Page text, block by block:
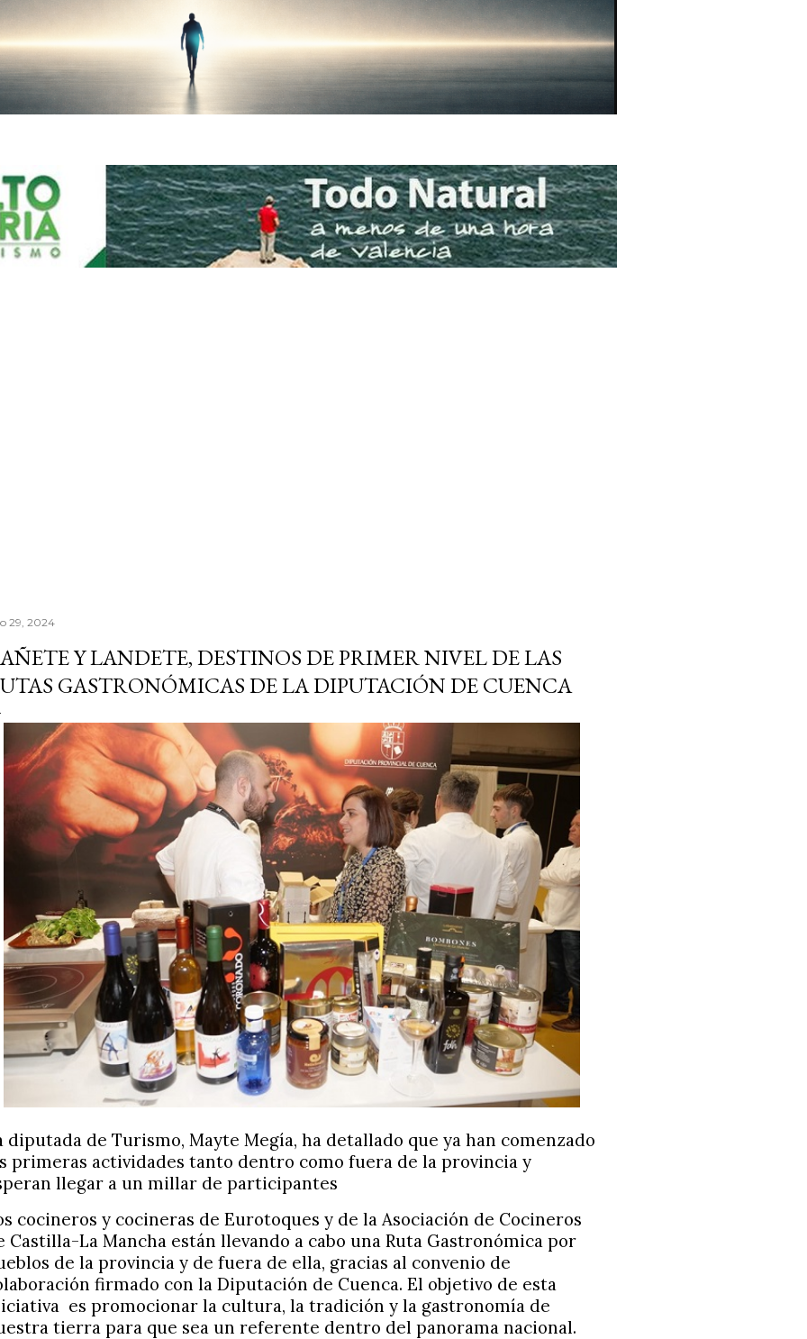
29, 2024
Y LANDETE, DESTINOS DE PRIMER NIVEL DE LAS
GASTRONÓMICAS DE LA DIPUTACIÓN DE CUENCA
diputada de Turismo, Mayte Megía, ha detallado que ya han comenzado
primeras actividades tanto dentro como fuera de la provincia y
llegar a un millar de participantes
cocineros y cocineras de Eurotoques y de la Asociación de Cocineros
Castilla-La Mancha están llevando a cabo una Ruta Gastronómica por
de la provincia y de fuera de ella, gracias al convenio de
firmado con la Diputación de Cuenca. El objetivo de esta
es promocionar la cultura, la tradición y la gastronomía de
tierra para que sea un referente dentro del panorama nacional.